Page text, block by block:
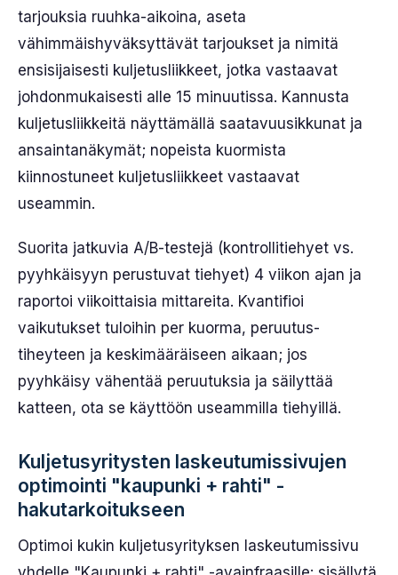
tarjouksia ruuhka-aikoina, aseta
vähimmäishyväksyttävät tarjoukset ja nimitä
ensisijaisesti kuljetusliikkeet, jotka vastaavat
johdonmukaisesti alle 15 minuutissa. Kannusta
kuljetusliikkeitä näyttämällä saatavuusikkunat ja
ansaintanäkymät; nopeista kuormista
kiinnostuneet kuljetusliikkeet vastaavat
useammin.
Suorita jatkuvia A/B-testejä (kontrollitiehyet vs.
pyyhkäisyyn perustuvat tiehyet) 4 viikon ajan ja
raportoi viikoittaisia mittareita. Kvantifioi
vaikutukset tuloihin per kuorma, peruutus-
tiheyteen ja keskimääräiseen aikaan; jos
pyyhkäisy vähentää peruutuksia ja säilyttää
katteen, ota se käyttöön useammilla tiehyillä.
Kuljetusyritysten laskeutumissivujen
optimointi "kaupunki + rahti" -
hakutarkoitukseen
Optimoi kukin kuljetusyrityksen laskeutumissivu